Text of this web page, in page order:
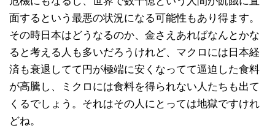
面するという最悪の状況になる可能性もあり得ます。
その時日本はどうなるのか、金さえあればなんとかな
ると考える人も多いだろうけれど、マクロには日本経
済も衰退してて円が極端に安くなってて逼迫した食料
が高騰し、ミクロには食料を得られない人たちも出て
くるでしょう。それはその人にとっては地獄ですけれ
どね。